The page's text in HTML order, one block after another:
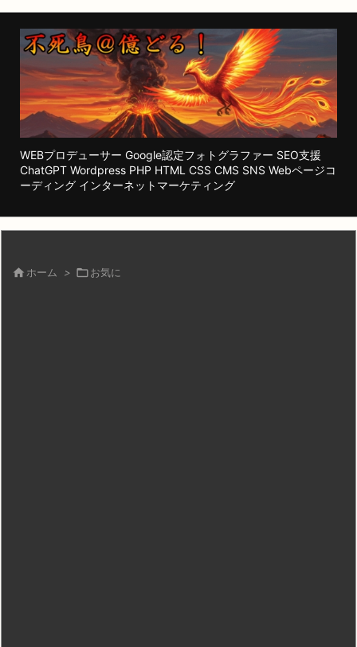
WEBプロデューサー Google認定フォトグラファー SEO支援
ChatGPT Wordpress PHP HTML CSS CMS SNS Webページコ
ーディング インターネットマーケティング
 ホーム > お気に